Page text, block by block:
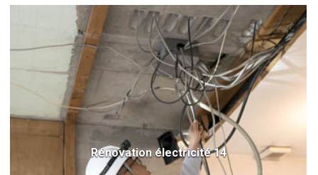
Rénovation électricité 14